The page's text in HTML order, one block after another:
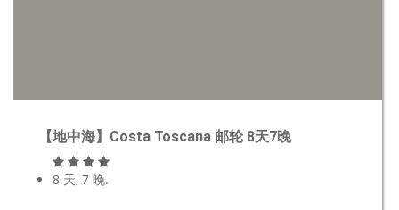
【地中海】Costa Toscana 邮轮 8天7晚
8 天, 7 晚.